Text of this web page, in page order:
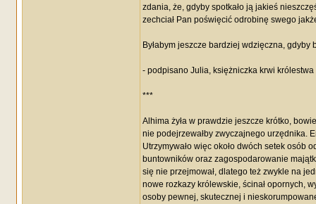
zdania, że, gdyby spotkało ją jakieś
zechciał Pan poświęcić odrobinę swego
Byłabym jeszcze bardziej wdzięczna, gdyby
- podpisano Julia, księżniczka krwi
***
Alhima żyła w prawdzie jeszcze krótko,
nie podejrzewałby zwyczajnego urzędnika.
Utrzymywało więc około dwóch setek
buntowników oraz zagospodarowanie
się nie przejmował, dlatego też zwykle na
nowe rozkazy królewskie, ścinał opornych,
osoby pewnej, skutecznej i